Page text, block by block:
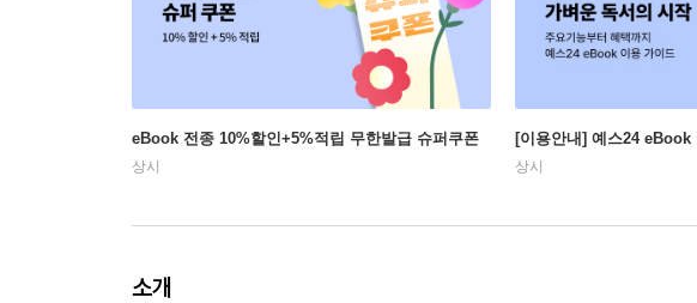
eBook 전종 10%할인+5%적립 무한발급 슈퍼쿠폰
상시
[이용안내] 예스24 eBook
상시
소개